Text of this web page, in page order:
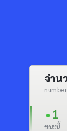
จำน
1
ขณะนี้